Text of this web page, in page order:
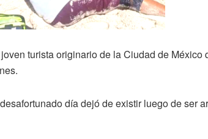
turista originario de la Ciudad de México
día dejó de existir luego de ser